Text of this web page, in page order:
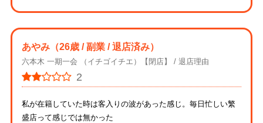
あやみ （26歳 / 副業 / 退店済み）
六本木 一期一会 （イチゴイチエ）【閉店】 退店理由
2
私が在籍していた時は客入りの波があった感じ。毎日忙しい繁
盛店って感じでは無かった